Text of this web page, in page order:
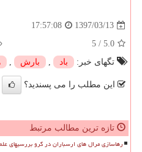
1397/03/13
17:57:08
5.0
/
5
تگهای خبر:
باد , بارش ,
این مطلب را می پسندید؟
تازه ترین مطالب مرتبط
رهاسازی مرال های ارسباران در گرو بررسیهای